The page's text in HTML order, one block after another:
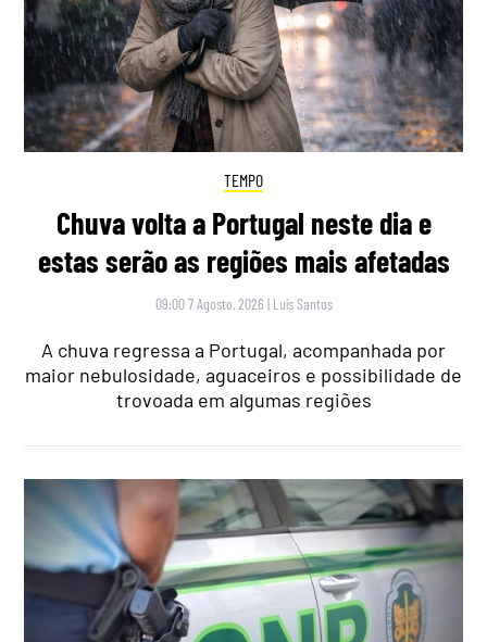
TEMPO
Chuva volta a Portugal neste dia e
estas serão as regiões mais afetadas
09:00 7 Agosto, 2026 | Luís Santos
A chuva regressa a Portugal, acompanhada por
maior nebulosidade, aguaceiros e possibilidade de
trovoada em algumas regiões